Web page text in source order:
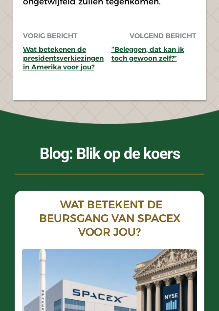
VORIG BERICHT
VOLGEND BERICHT
Wat betekenen de
presidentsverkiezingen
in Amerika voor jou?
“Beleggen, dat kan ik
toch gewoon zelf?”
Blog: Blik op de koers
WAT BETEKENT DE
BEURSGANG VAN SPACEX
VOOR JOU?